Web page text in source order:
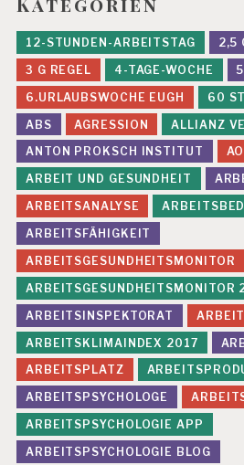
12-STUNDEN-ARBEITSTAG
2,5
3 G REGEL
4-TAGE-WOCHE
6.URLAUBSWOCHE EUGH
60
ABS
AGRESSION
ALLIANZ
ANTON PROKSCH INSTITUT
ARBEIT UND GESUNDHEIT
ARBEITSANALYSE
ARBEITSFÄHIGKEIT
ARBEITSGESUNDHEITSMONITOR
ARBEITSGESUNDHEITSMONITOR
ARBEITSINSPEKTORAT
ARBEITSKLIMAINDEX 2017
ARBEITSPLATZ
ARBEITSPSYCHOLOGE
ARBEITSPSYCHOLOGIE APP
ARBEITSPSYCHOLOGIE BLOG